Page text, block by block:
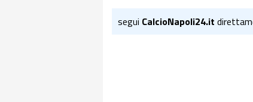
segui CalcioNapoli24.it